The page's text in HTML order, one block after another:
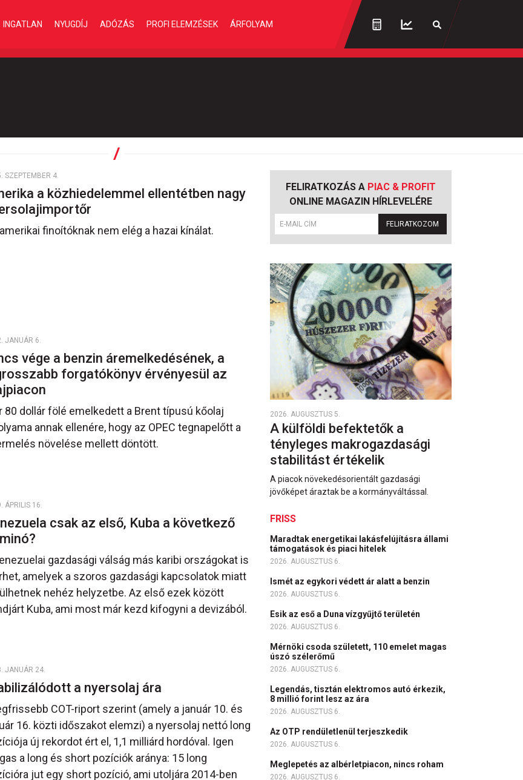
INGATLAN NYUGDÍJ ADÓZÁS PROFI ELEMZÉSEK ÁRFOLYAM
SZEPTEMBER 4.
a közhiedelemmel ellentétben nagy
finoítóknak nem elég a hazai kínálat.
JANUÁR 6.
vége a benzin áremelkedésének, a
forgatókönyv érvényesül az
80 dollár fölé emelkedett a Brent típusú kőolaj
annak ellenére, hogy az OPEC tegnapelőtt a
növelése mellett döntött.
ÁPRILIS 16.
csak az első, Kuba a következő
gazdasági válság más karibi országokat is
amelyek a szoros gazdasági kapcsolatok miatt
nehéz helyzetbe. Az első ezek között
Kuba, ami most már kezd kifogyni a devizából.
JANUÁR 24.
a nyersolaj ára
COT-riport szerint (amely a január 10. és
16. közti időszakot elemzi) a nyersolaj nettó long
új rekordot ért el, 1,1 milliárd hordóval. Igen
a long és short pozíciók aránya: 15 long
jut egy short pozíció, ami utoljára 2014-ben
FELIRATKOZÁS A PIAC & PROFIT
ONLINE MAGAZIN HÍRLEVELÉRE
FELIRATKOZOM
2026. AUGUSZTUS 5.
A külföldi befektetők a
tényleges makrogazdasági
stabilitást értékelik
A piacok növekedésorientált gazdasági
jövőképet áraztak be a kormányváltással.
FRISS
Maradtak energetikai lakásfelújításra állami
támogatások és piaci hitelek
2026. AUGUSZTUS 6.
Ismét az egykori védett ár alatt a benzin
2026. AUGUSZTUS 6.
Esik az eső a Duna vízgyűjtő területén
2026. AUGUSZTUS 6.
Mérnöki csoda született, 110 emelet magas
úszó szélerőmű
2026. AUGUSZTUS 6.
Legendás, tisztán elektromos autó érkezik,
8 millió forint lesz az ára
2026. AUGUSZTUS 6.
Az OTP rendületlenül terjeszkedik
2026. AUGUSZTUS 6.
Meglepetés az albérletpiacon, nincs roham
2026. AUGUSZTUS 6.